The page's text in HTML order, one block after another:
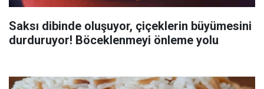
Saksı dibinde oluşuyor, çiçeklerin büyümesini
durduruyor! Böceklenmeyi önleme yolu